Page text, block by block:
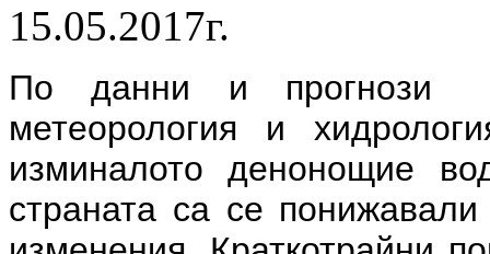
15.05.2017г.
По данни и прогнози
метеорология и
изминалото денонощие
страната са се